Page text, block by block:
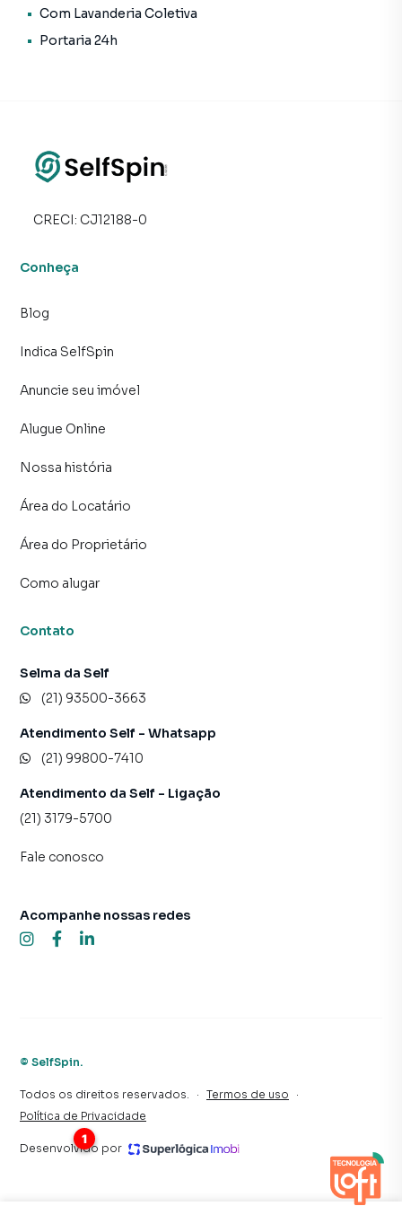
Com Lavanderia Coletiva
Portaria 24h
CRECI: CJ12188-0
Conheça
Blog
Indica SelfSpin
Anuncie seu imóvel
Alugue Online
Nossa história
Área do Locatário
Área do Proprietário
Como alugar
Contato
Selma da Self
(21) 93500-3663
Atendimento Self - Whatsapp
(21) 99800-7410
Atendimento da Self - Ligação
(21) 3179-5700
Fale conosco
Acompanhe nossas redes
© SelfSpin.
Todos os direitos reservados. · Termos de uso
·
Política de Privacidade
Desenvolvido por